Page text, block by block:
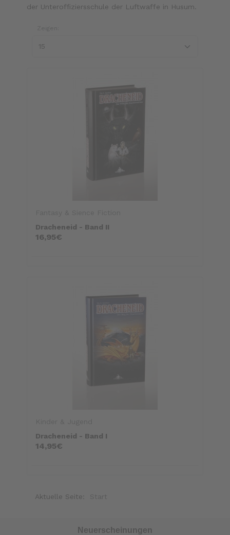
der Unteroffiziersschule der Luftwaffe in Husum.
Dracheneid - Band II
16,95€
Dracheneid - Band I
14,95€
Aktuelle Seite:
Neuerscheinungen